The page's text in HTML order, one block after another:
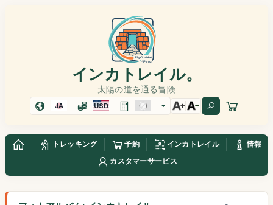
インカトレイル。
太陽の道を通る冒険
JA USD
トレッキング 予約 インカトレイル
情報
カスタマーサービス